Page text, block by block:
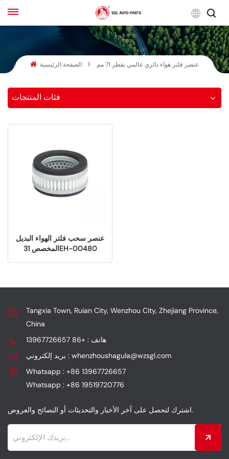
English
Français
الصفحة الرئيسية عنصر فلتر هواء دائري عالمي بقطر 71 مم
فئات المنتجات
عنصر سحب فلتر الهواء البديل
المخصص 31EH-00480
Tangxia Town, Ruian City, Wenzhou City, Zhejiang Province,
China
هاتف : +86 13967726657
بريد إلكتروني : whenzhoushagula@wzsgl.com
Whatsapp : +86 13967726657
Whatsapp : +86 19519720776
اشترك لتحصل على آخر الأخبار والتحديثات أو النصائح والعروض.